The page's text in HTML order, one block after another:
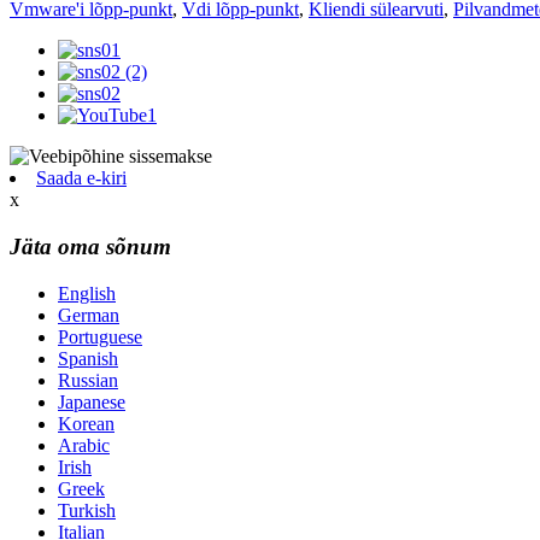
Vmware'i lõpp-punkt, Vdi lõpp-punkt, Kliendi sülearvuti,
Saada e-kiri
x
Jäta oma sõnum
English
German
Portuguese
Spanish
Russian
Japanese
Korean
Arabic
Irish
Greek
Turkish
Italian